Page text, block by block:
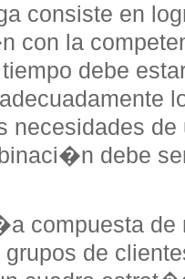
consiste en
con la
debe
de
debe
compuesta de
grupos de